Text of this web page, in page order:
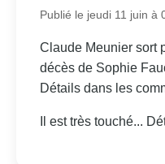
Publié le jeudi 11 juin à
Claude Meunier sort
décès de Sophie
Détails dans les
Il est très touché...